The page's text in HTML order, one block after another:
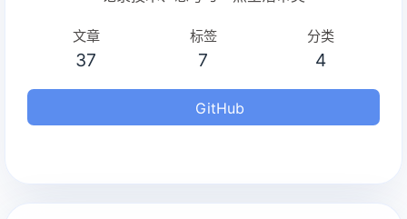
文章
37
标签
7
分类
4
GitHub